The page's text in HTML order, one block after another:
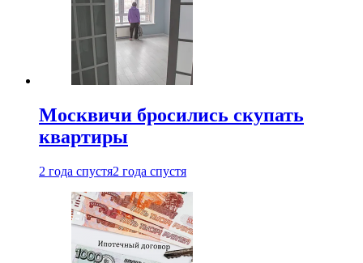
Москвичи бросились скупать
квартиры
2 года спустя2 года спустя